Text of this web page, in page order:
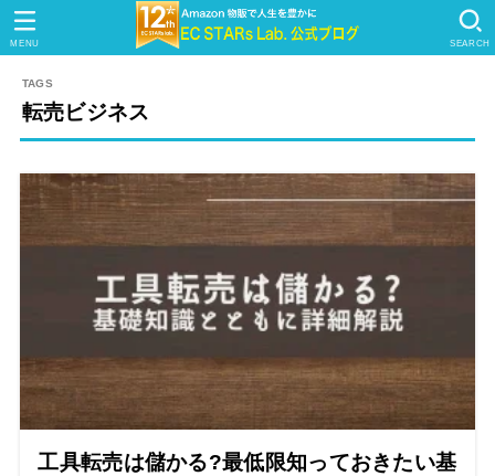
SEARCH
MENU
転売ビジネス
工具転売は儲かる?最低限知っておきたい基